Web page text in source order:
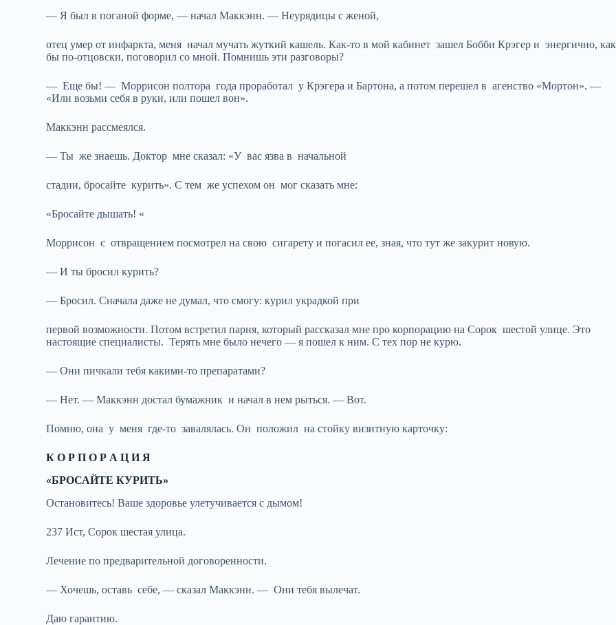
— Я был в поганой форме, — начал Маккэнн. — Неурядицы с женой,
отец умер от инфаркта, меня начал мучать жуткий кашель. Как-то в мой кабинет зашел Бобби Крэгер и энергично, как
бы по-отцовски, поговорил со мной. Помнишь эти разговоры?
— Еще бы! — Моррисон полтора года проработал у Крэгера и Бартона, а потом перешел в агенство «Мортон». —
«Или возьми себя в руки, или пошел вон».
Маккэнн рассмеялся.
— Ты же знаешь. Доктор мне сказал: «У вас язва в начальной
стадии, бросайте курить». С тем же успехом он мог сказать мне:
«Бросайте дышать! «
Моррисон с отвращением посмотрел на свою сигарету и погасил ее, зная, что тут же закурит новую.
— И ты бросил курить?
— Бросил. Сначала даже не думал, что смогу: курил украдкой при
первой возможности. Потом встретил парня, который рассказал мне про корпорацию на Сорок шестой улице. Это
настоящие специалисты. Терять мне было нечего — я пошел к ним. С тех пор не курю.
— Они пичкали тебя какими-то препаратами?
— Нет. — Маккэнн достал бумажник и начал в нем рыться. — Вот.
Помню, она у меня где-то завалялась. Он положил на стойку визитную карточку:
К О Р П О Р А Ц И Я
«БРОСАЙТЕ КУРИТЬ»
Остановитесь! Ваше здоровье улетучивается с дымом!
237 Ист, Сорок шестая улица.
Лечение по предварительной договоренности.
— Хочешь, оставь себе, — сказал Маккэнн. — Они тебя вылечат.
Даю гарантию.